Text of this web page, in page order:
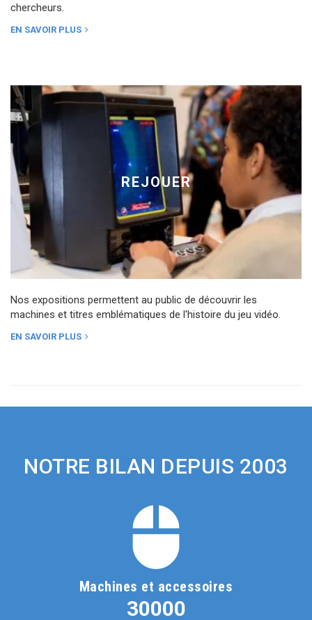
chercheurs.
EN SAVOIR PLUS
REJOUER
Nos expositions permettent au public de découvrir les
machines et titres emblématiques de l'histoire du jeu vidéo.
EN SAVOIR PLUS
NOTRE BILAN DEPUIS 2003
Machines et accessoires
30000